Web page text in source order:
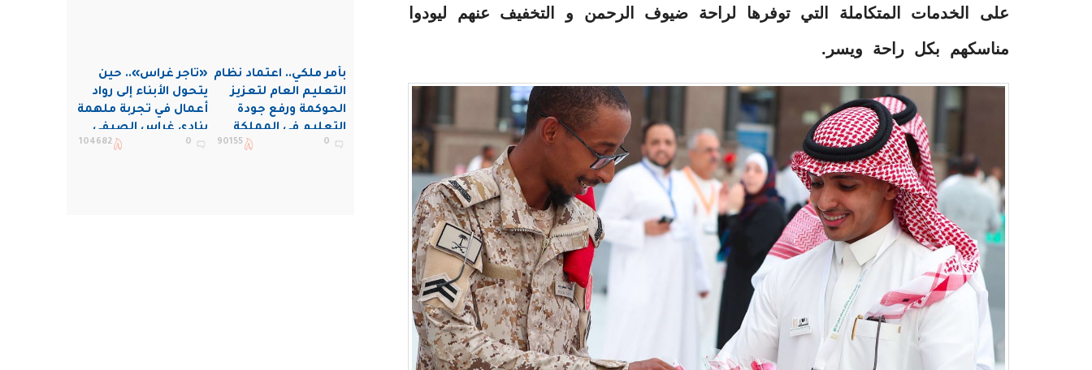
على الخدمات المتكاملة التي توفرها لراحة ضيوف الرحمن و التخفيف عنهم ليودوا
مناسكهم بكل راحة ويسر.
بأمر ملكي.. اعتماد نظام
التعليم العام لتعزيز
الحوكمة ورفع جودة
التعليم في المملكة
0
90155
«تاجر غراس».. حين
يتحول الأبناء إلى رواد
أعمال في تجربة ملهمة
بنادي غراس الصيفي
بالجبيل
0
104682